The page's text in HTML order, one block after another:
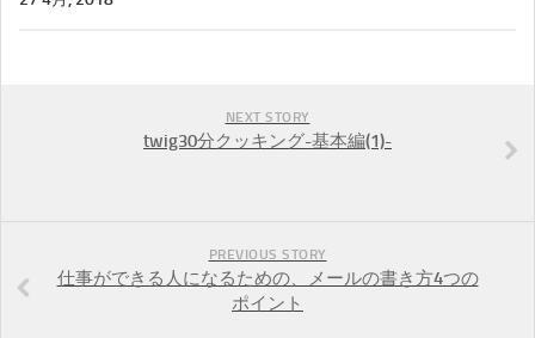
NEXT STORY
twig30分クッキング-基本編(1)-
PREVIOUS STORY
仕事ができる人になるための、メールの書き方4つの
ポイント